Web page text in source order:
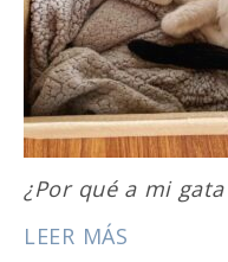
¿Por qué a mi
LEER MÁS